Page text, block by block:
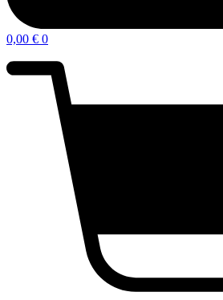
0,00 € 0